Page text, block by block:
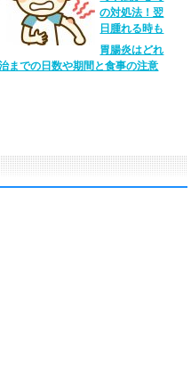
の対処法！翌
日腫れる時も
胃腸炎はどれ
までの日数や期間と食事の注意